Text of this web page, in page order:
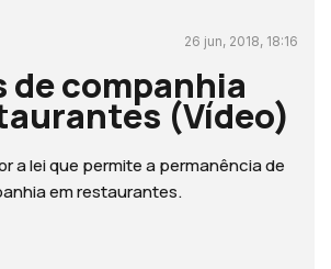
26 jun, 2018, 18:16
de companhia
(Vídeo)
a lei que permite a permanência de
em restaurantes.